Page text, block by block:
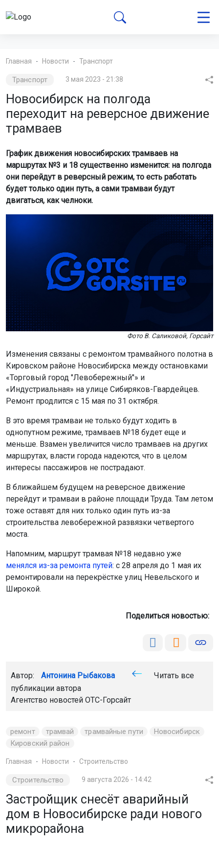
Главная Новости Транспорт
Транспорт 3 мая 2023 - 21:38
Новосибирск на полгода
переходит на реверсное движение
трамваев
График движения новосибирских трамваев на
маршрутах №3 и 18 существенно изменится: на полгода
они перейдут в реверсный режим, то есть работать
будет только один путь, а сами трамваи будут
двигаться, как челноки.
Фото В. Саликовой, Горсайт
Изменения связаны с ремонтом трамвайного полотна в
Кировском районе Новосибирска между остановками
«Торговый город "Левобережный"» и
«Индустриальная» на улице Сибиряков-Гвардейцев.
Ремонт продлится с 15 мая по 31 октября.
В это время трамваи не только будут ходить в
однопутном режиме, трамваев №18 будет еще и
меньше. Взамен увеличится число трамваев на других
маршрутах, власти города надеются, что в целом
интересы пассажиров не пострадают.
В ближайшем будущем на реверсное движение
перейдут и трамваи в районе площади Труда. Там летом
тоже оставят для них только один путь из-за
строительства левобережной развязки четвертого
моста.
Напомним, маршрут трамвая №18 недавно уже
менялся из-за ремонта путей: с 28 апреля до 1 мая их
ремонтировали на перекрёстке улиц Невельского и
Широкой.
Поделиться новостью:
Автор: Антонина Рыбакова
Читать все
публикации автора
Агентство новостей ОТС-Горсайт
ремонт трамвай трамвайные пути
Новосибирск
Кировский район
Главная Новости Строительство
Строительство 9 августа 2026 - 14:42
Застройщик снесёт аварийный
дом в Новосибирске ради нового
микрорайона